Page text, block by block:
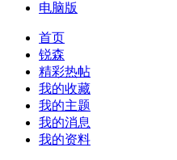
电脑版
首页
锐森
精彩热帖
我的收藏
我的主题
我的消息
我的资料